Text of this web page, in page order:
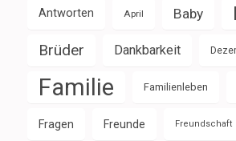
Antworten April Baby
Brüder Dankbarkeit
Familie Familienleben
Fragen Freunde Freundschaft